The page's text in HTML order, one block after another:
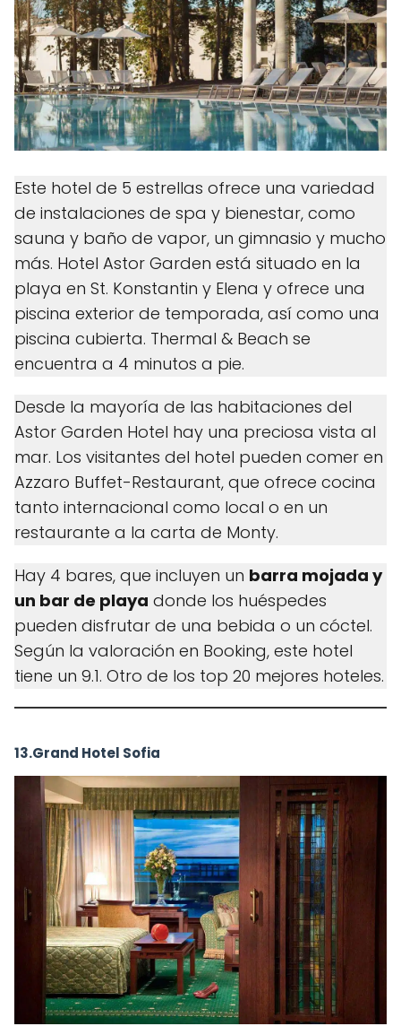
Este hotel de 5 estrellas ofrece una variedad
de instalaciones de spa y bienestar, como
sauna y baño de vapor, un gimnasio y mucho
más. Hotel Astor Garden está situado en la
playa en St. Konstantin y Elena y ofrece una
piscina exterior de temporada, así como una
piscina cubierta. Thermal & Beach se
encuentra a 4 minutos a pie.
Desde la mayoría de las habitaciones del
Astor Garden Hotel hay una preciosa vista al
mar. Los visitantes del hotel pueden comer en
Azzaro Buffet-Restaurant, que ofrece cocina
tanto internacional como local o en un
restaurante a la carta de Monty.
Hay 4 bares, que incluyen un barra mojada y
un bar de playa donde los huéspedes
pueden disfrutar de una bebida o un cóctel.
Según la valoración en Booking, este hotel
tiene un 9.1. Otro de los top 20 mejores hoteles.
13.Grand Hotel Sofia